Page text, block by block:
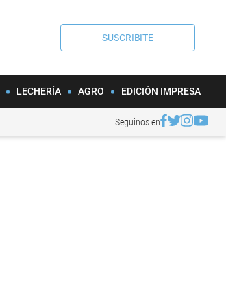
SUSCRIBITE
LECHERÍA AGRO EDICIÓN IMPRESA
Seguinos en